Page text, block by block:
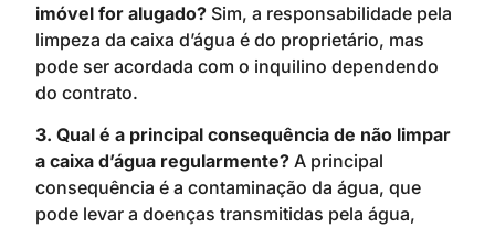
imóvel for alugado? Sim, a responsabilidade pela
limpeza da caixa d’água é do proprietário, mas
pode ser acordada com o inquilino dependendo
do contrato.
3. Qual é a principal consequência de não limpar
a caixa d’água regularmente? A principal
consequência é a contaminação da água, que
pode levar a doenças transmitidas pela água,